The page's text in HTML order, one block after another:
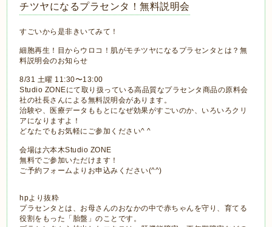
チツヤになるプラセンタ！無料説明会
すごいから是非きいてみて！
細胞再生！目からウロコ！肌がモチツヤになるプラセンタとは？無
料説明会のお知らせ
8/31 土曜 11:30〜13:00
Studio ZONEにて取り扱っている高品質なプラセンタ商品の原料会
社の社長さんによる無料説明会があります。
治験や、医療データももとになぜ効果がすごいのか、いろいろクリ
アになりますよ！
どなたでもお気軽にご参加ください^ ^
会場は六本木Studio ZONE
無料でご参加いただけます！
ご予約フォームよりお申込みください(^^)
hpより抜粋
プラセンタとは、お母さんのおなかの中で赤ちゃんを守り、育てる
役割をもった「胎盤」のことです。